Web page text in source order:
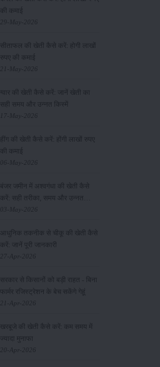
की कमाई
29-May-2026
सीताफल की खेती कैसे करें: होगी लाखों
रुपए की कमाई
21-May-2026
ग्वार की खेती कैसे करें: जानें खेती का
सही समय और उन्नत किस्में
17-May-2026
हींग की खेती कैसे करें: होंगी लाखों रुपए
की कमाई
06-May-2026
बंजर जमीन में अश्वगंधा की खेती कैसे
करें: सही तरीका, समय और उन्नत
तकनीकें
03-May-2026
आधुनिक तकनीक से चीकू की खेती कैसे
करें: जानें पूरी जानकारी
27-Apr-2026
सरकार से किसानों को बड़ी राहत - बिना
फार्मर रजिस्ट्रेशन के बेच सकेंगे गेहूं
21-Apr-2026
खरबूजे की खेती कैसे करें: कम समय में
ज्यादा मुनाफा
20-Apr-2026